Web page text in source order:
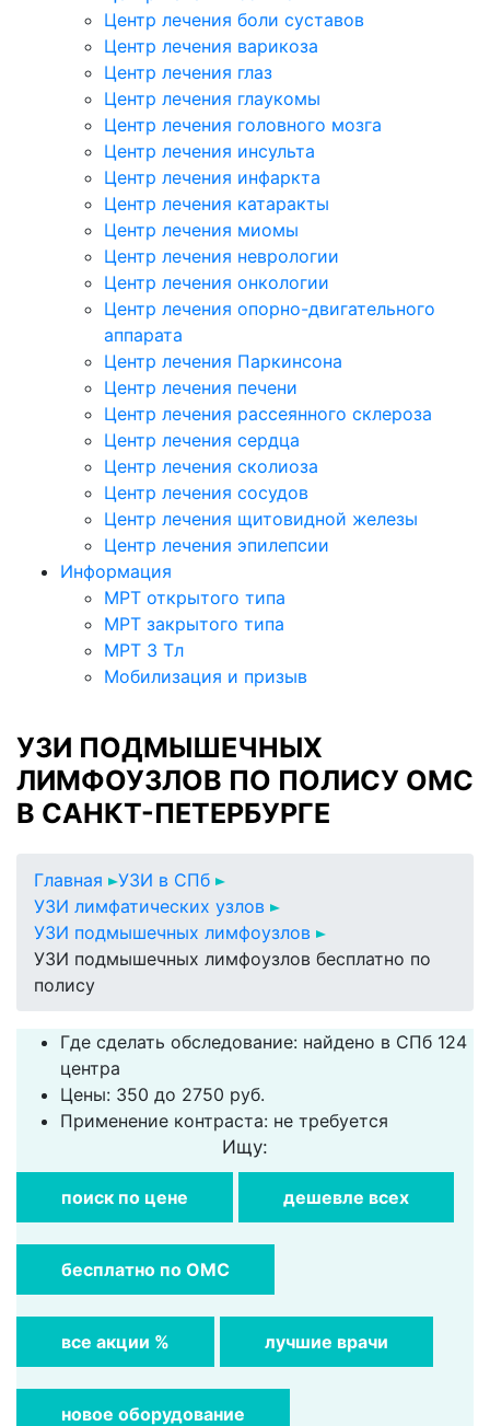
Центр лечения боли суставов
Центр лечения варикоза
Центр лечения глаз
Центр лечения глаукомы
Центр лечения головного мозга
Центр лечения инсульта
Центр лечения инфаркта
Центр лечения катаракты
Центр лечения миомы
Центр лечения неврологии
Центр лечения онкологии
Центр лечения опорно-двигательного
аппарата
Центр лечения Паркинсона
Центр лечения печени
Центр лечения рассеянного склероза
Центр лечения сердца
Центр лечения сколиоза
Центр лечения сосудов
Центр лечения щитовидной железы
Центр лечения эпилепсии
Информация
МРТ открытого типа
МРТ закрытого типа
МРТ 3 Тл
Мобилизация и призыв
УЗИ ПОДМЫШЕЧНЫХ
ЛИМФОУЗЛОВ ПО ПОЛИСУ ОМС
В САНКТ-ПЕТЕРБУРГЕ
Главная
УЗИ в СПб
УЗИ лимфатических узлов
УЗИ подмышечных лимфоузлов
УЗИ подмышечных лимфоузлов бесплатно по
полису
Где сделать обследование: найдено в СПб 124
центра
Цены: 350 до 2750 руб.
Применение контраста: не требуется
Ищу:
поиск по цене дешевле всех
бесплатно по ОМС
все акции % лучшие врачи
новое оборудование